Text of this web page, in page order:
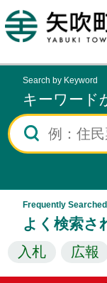
Search by Keyword
キーワード
Frequently
よく検索さ
入札 広報